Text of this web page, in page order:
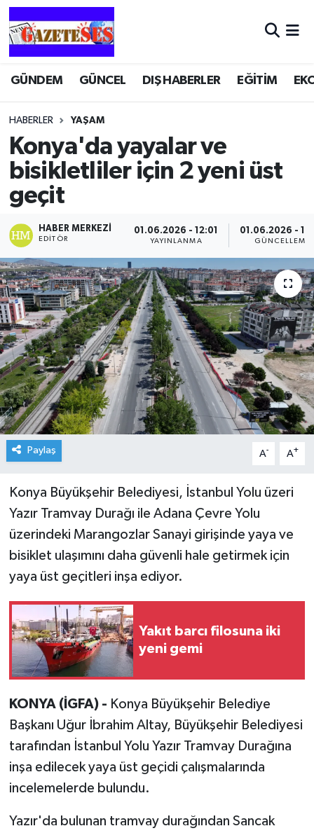
GÜNDEM GÜNCEL DIŞ HABERLER EĞİTİM
HABERLER YAŞAM
Konya'da yayalar ve
bisikletliler için 2 yeni üst
geçit
HABER MERKEZI
EDITÖR
01.06.2026 - 12:01
YAYINLANMA
01.06.2026 -
GÜNCELLEME
Paylaş A- A+
Konya Büyükşehir Belediyesi, İstanbul Yolu üzeri
Yazır Tramvay Durağı ile Adana Çevre Yolu
üzerindeki Marangozlar Sanayi girişinde yaya ve
bisiklet ulaşımını daha güvenli hale getirmek için
yaya üst geçitleri inşa ediyor.
Yakıt barcı filosuna iki
yeni gemi
KONYA (İGFA) - Konya Büyükşehir Belediye
Başkanı Uğur İbrahim Altay, Büyükşehir Belediyesi
tarafından İstanbul Yolu Yazır Tramvay Durağına
inşa edilecek yaya üst geçidi çalışmalarında
incelemelerde bulundu.
Yazır'da bulunan tramvay durağından Sancak